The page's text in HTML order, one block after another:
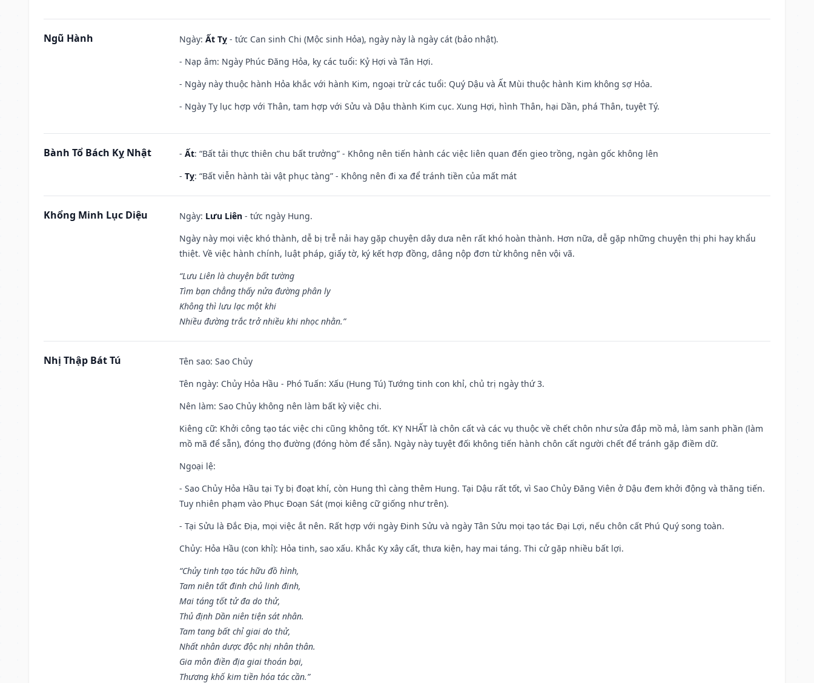
Ngũ Hành Ngày: Ất Tỵ - tức Can sinh Chi (Mộc sinh Hỏa), ngày này là ngày cát (bảo nhật).
- Nạp âm: Ngày Phúc Đăng Hỏa, kỵ các tuổi: Kỷ Hợi và Tân Hợi.
- Ngày này thuộc hành Hỏa khắc với hành Kim, ngoại trừ các tuổi: Quý Dậu và Ất Mùi thuộc hành Kim không sợ Hỏa.
- Ngày Tỵ lục hợp với Thân, tam hợp với Sửu và Dậu thành Kim cục. Xung Hợi, hình Thân, hại Dần, phá Thân, tuyệt Tý.
Bành Tổ Bách Kỵ Nhật - Ất: “Bất tải thực thiên chu bất trưởng” - Không nên tiến hành các việc liên quan đến gieo trồng, ngàn gốc không lên
- Tỵ: “Bất viễn hành tài vật phục tàng” - Không nên đi xa để tránh tiền của mất mát
Khổng Minh Lục Diệu Ngày: Lưu Liên - tức ngày Hung.
Ngày này mọi việc khó thành, dễ bị trễ nải hay gặp chuyện dây dưa nên rất khó hoàn thành. Hơn nữa, dễ gặp những chuyện thị phi hay khẩu
thiệt. Về việc hành chính, luật pháp, giấy tờ, ký kết hợp đồng, dâng nộp đơn từ không nên vội vã.
“Lưu Liên là chuyện bất tường
Tìm bạn chẳng thấy nửa đường phân ly
Không thì lưu lạc một khi
Nhiều đường trắc trở nhiều khi nhọc nhằn.”
Nhị Thập Bát Tú Tên sao: Sao Chủy
Tên ngày: Chủy Hỏa Hầu - Phó Tuấn: Xấu (Hung Tú) Tướng tinh con khỉ, chủ trị ngày thứ 3.
Nên làm: Sao Chủy không nên làm bất kỳ việc chi.
Kiêng cữ: Khởi công tạo tác việc chi cũng không tốt. KỴ NHẤT là chôn cất và các vụ thuộc về chết chôn như sửa đắp mồ mả, làm sanh phần (làm
mồ mã để sẵn), đóng thọ đường (đóng hòm để sẵn). Ngày này tuyệt đối không tiến hành chôn cất người chết để tránh gặp điềm dữ.
Ngoại lệ:
- Sao Chủy Hỏa Hầu tại Tỵ bị đoạt khí, còn Hung thì càng thêm Hung. Tại Dậu rất tốt, vì Sao Chủy Đăng Viên ở Dậu đem khởi động và thăng tiến.
Tuy nhiên phạm vào Phục Đoạn Sát (mọi kiêng cữ giống như trên).
- Tại Sửu là Đắc Địa, mọi việc ắt nên. Rất hợp với ngày Đinh Sửu và ngày Tân Sửu mọi tạo tác Đại Lợi, nếu chôn cất Phú Quý song toàn.
Chủy: Hỏa Hầu (con khỉ): Hỏa tinh, sao xấu. Khắc Kỵ xây cất, thưa kiện, hay mai táng. Thi cử gặp nhiều bất lợi.
“Chủy tinh tạo tác hữu đồ hình,
Tam niên tất đinh chủ linh đinh,
Mai táng tốt tử đa do thử,
Thủ định Dần niên tiện sát nhân.
Tam tang bất chỉ giai do thử,
Nhất nhân dược độc nhị nhân thân.
Gia môn điền địa giai thoán bại,
Thương khố kim tiền hóa tác cần.”